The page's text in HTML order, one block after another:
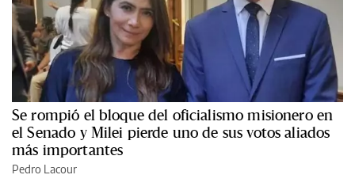
Se rompió el bloque del oficialismo misionero en
el Senado y Milei pierde uno de sus votos aliados
más importantes
Pedro Lacour